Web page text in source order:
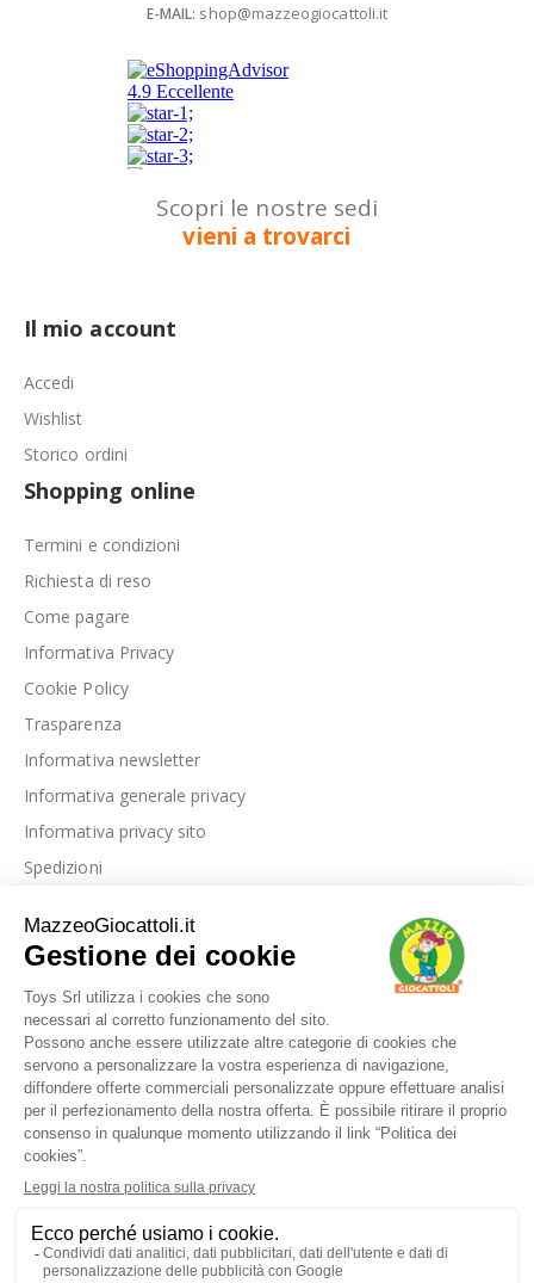
E-MAIL: shop@mazzeogiocattoli.it
Scopri le nostre sedi
vieni a trovarci
Il mio account
Accedi
Wishlist
Storico ordini
Shopping online
Termini e condizioni
Richiesta di reso
Come pagare
Informativa Privacy
Cookie Policy
Trasparenza
Informativa newsletter
Informativa generale privacy
Informativa privacy sito
Spedizioni
La nostra azienda
Le nostre recensioni
Blog
Dove siamo
Contattaci
I nostri marchi